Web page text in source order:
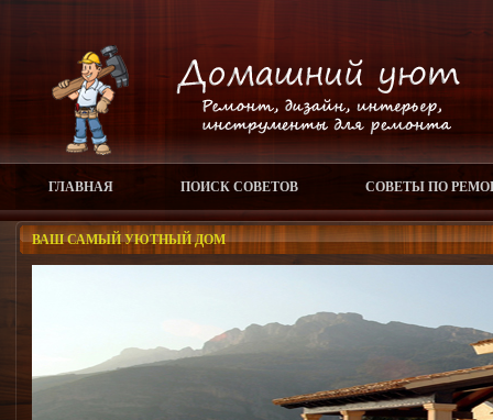
ГЛАВНАЯ ПОИСК СОВЕТОВ СОВЕТЫ ПО
ВАШ САМЫЙ УЮТНЫЙ ДОМ